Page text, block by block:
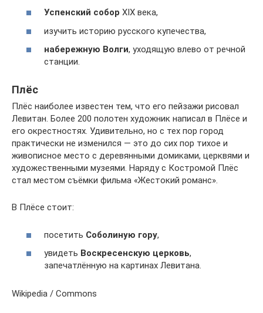
Успенский собор XIX века,
изучить историю русского купечества,
набережную Волги, уходящую влево от речной
станции.
Плёс
Плёс наиболее известен тем, что его пейзажи рисовал
Левитан. Более 200 полотен художник написал в Плёсе и
его окрестностях. Удивительно, но с тех пор город
практически не изменился — это до сих пор тихое и
живописное место с деревянными домиками, церквями и
художественными музеями. Наряду с Костромой Плёс
стал местом съёмки фильма «Жестокий романс».
В Плёсе стоит:
посетить Соболиную гору,
увидеть Воскресенскую церковь,
запечатлённую на картинах Левитана.
Wikipedia / Commons